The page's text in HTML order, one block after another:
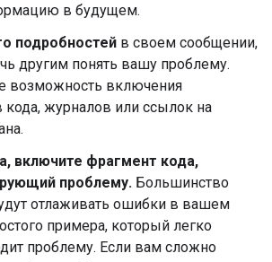
в будущем.
подробностей в своем сообщении,
другим понять вашу проблему.
возможность включения
кода, журналов или ссылок на
включите фрагмент кода,
проблему. Большинство
отлаживать ошибки в вашем
примера, который легко
проблему. Если вам сложно